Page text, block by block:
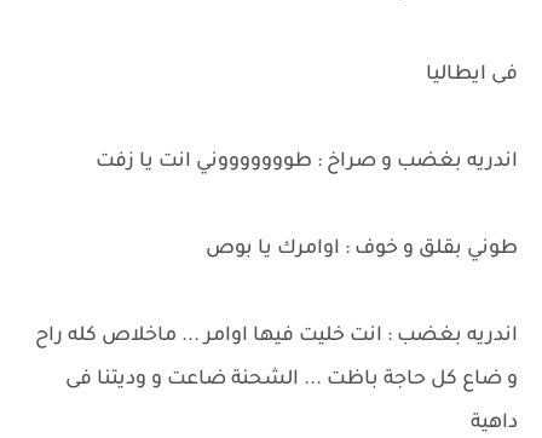
فى ايطاليا
اندريه بغضب و صراخ : طوووووووني انت يا زفت
طوني بقلق و خوف : اوامرك يا بوص
اندريه بغضب : انت خليت فيها اوامر ... ماخلاص كله راح
و ضاع كل حاجة باظت ... الشحنة ضاعت و وديتنا فى
داهية